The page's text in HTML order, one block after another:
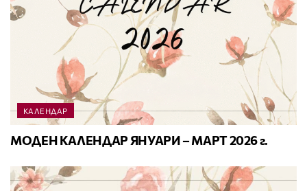
КАЛЕНДАР
МОДЕН КАЛЕНДАР ЯНУАРИ – МАРТ 2026 г.